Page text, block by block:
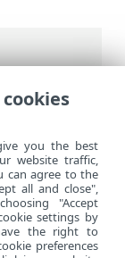
general
you the best
website traffic,
can agree to the
all and close",
"Accept
settings by
the right to
preferences